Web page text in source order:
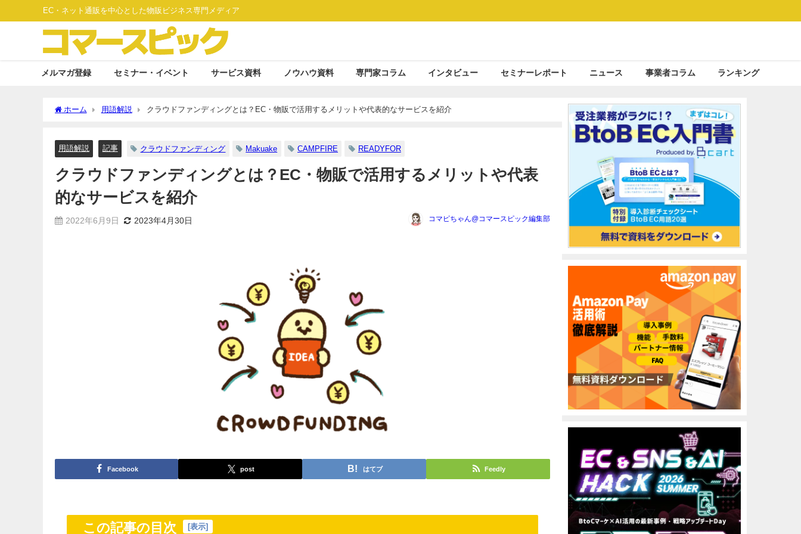
EC・ネット通販を中心とした物販ビジネス専門メディア
メルマガ登録 セミナー・イベント サービス資料 ノウハウ資料 専門家コラム インタビュー セミナーレポート ニュース 事業者コラム ランキング
ホーム 用語解説 クラウドファンディングとは？EC・物販で活用するメリットや代表的なサービスを紹介
用語解説 記事 クラウドファンディング Makuake CAMPFIRE READYFOR
クラウドファンディングとは？EC・物販で活用するメリットや代表
的なサービスを紹介
2022年6月9日 2023年4月30日 コマピちゃん@コマースピック編集部
Facebook post はてブ Feedly
この記事の目次 [表示]